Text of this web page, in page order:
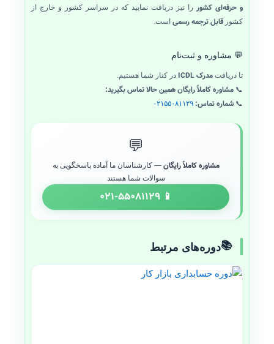
و حرفه‌ای کشور
را نیز دریافت نمایید که در سراسر کشور و خارج از
کشور قابل ترجمه رسمی است.
💬 مشاوره و ثبت‌نام
تا دریافت مدرک ICDL
در کنار شما هستیم.
📞 مشاوره کاملاً رایگان همین حالا تماس بگیرید:
📞 شماره تماس: ۰۲۱۵۵۰۸۱۱۲۹
💬
مشاوره کاملاً رایگان — کارشناسان ما آماده پاسخگویی به
سوالات شما هستند
📱 ۰۲۱-۵۵۰۸۱۱۲۹
📚دوره‌های مرتبط